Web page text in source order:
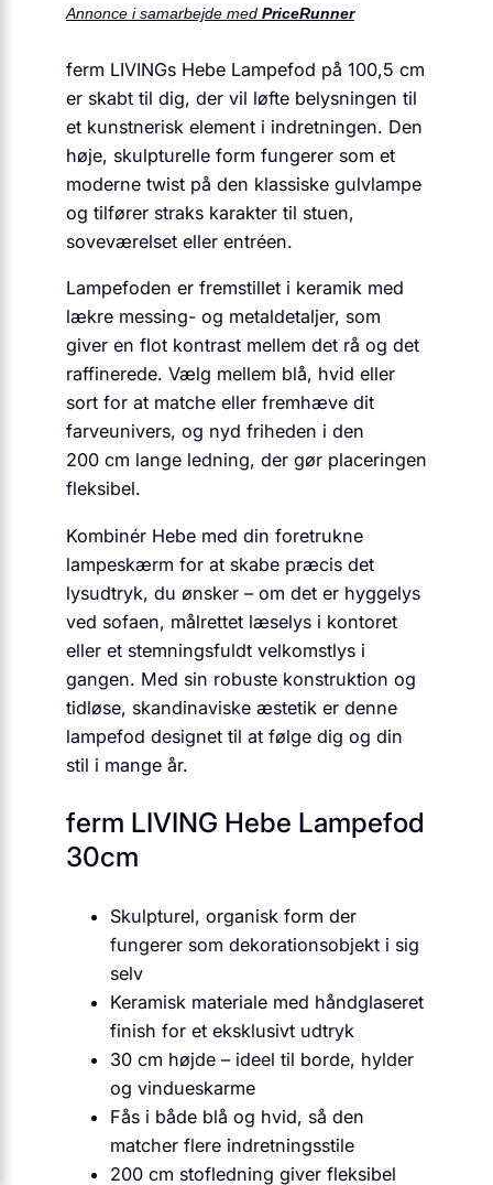
Annonce i samarbejde med PriceRunner
ferm LIVINGs Hebe Lampefod på 100,5 cm
er skabt til dig, der vil løfte belysningen til
et kunstnerisk element i indretningen. Den
høje, skulpturelle form fungerer som et
moderne twist på den klassiske gulvlampe
og tilfører straks karakter til stuen,
soveværelset eller entréen.
Lampefoden er fremstillet i keramik med
lækre messing- og metal­detaljer, som
giver en flot kontrast mellem det rå og det
raffinerede. Vælg mellem blå, hvid eller
sort for at matche eller fremhæve dit
farveunivers, og nyd friheden i den
200 cm lange ledning, der gør placeringen
fleksibel.
Kombinér Hebe med din foretrukne
lampeskærm for at skabe præcis det
lysudtryk, du ønsker – om det er hyggelys
ved sofaen, målrettet læselys i kontoret
eller et stemningsfuldt velkomstlys i
gangen. Med sin robuste konstruktion og
tidløse, skandinaviske æstetik er denne
lampefod designet til at følge dig og din
stil i mange år.
ferm LIVING Hebe Lampefod
30cm
Skulpturel, organisk form der
fungerer som dekorationsobjekt i sig
selv
Keramisk materiale med håndglaseret
finish for et eksklusivt udtryk
30 cm højde – ideel til borde, hylder
og vindueskarme
Fås i både blå og hvid, så den
matcher flere indretningsstile
200 cm stofledning giver fleksibel